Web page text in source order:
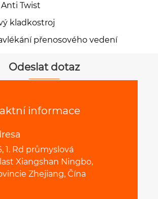
Twist
kladkostroj
přenosového vedení
Odeslat dotaz
informace
1. Rd průmyslová
Xiangshan Ningbo,
Zhejiang, Čína